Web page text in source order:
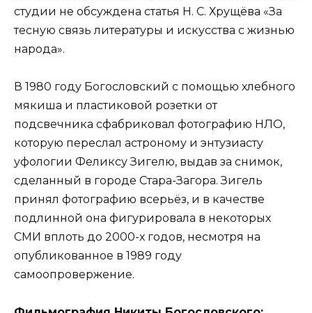
студии не обсуждена статья Н. С. Хрущёва «За
тесную связь литературы и искусства с жизнью
народа».
В 1980 году Богословский с помощью хлебного
мякиша и пластиковой розетки от
подсвечника сфабриковал фотографию НЛО,
которую переслал астроному и энтузиасту
уфологии Феликсу Зигелю, выдав за снимок,
сделанный в городе Стара-Загора. Зигель
принял фотографию всерьёз, и в качестве
подлинной она фигурировала в некоторых
СМИ вплоть до 2000-х годов, несмотря на
опубликованное в 1989 году
самоопровержение.